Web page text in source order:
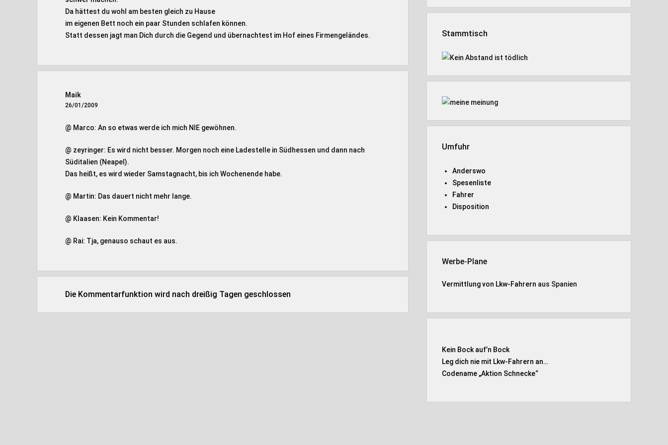
Da hättest du wohl am besten gleich zu Hause
im eigenen Bett noch ein paar Stunden schlafen können.
Statt dessen jagt man Dich durch die Gegend und übernachtest im Hof eines Firmengeländes.
Maik
26/01/2009
@ Marco: An so etwas werde ich mich NIE gewöhnen.
@ zeyringer: Es wird nicht besser. Morgen noch eine Ladestelle in Südhessen und dann nach
Süditalien (Neapel).
Das heißt, es wird wieder Samstagnacht, bis ich Wochenende habe.
@ Martin: Das dauert nicht mehr lange.
@ Klaasen: Kein Kommentar!
@ Rai: Tja, genauso schaut es aus.
Die Kommentarfunktion wird nach dreißig Tagen geschlossen
Stammtisch
Umfuhr
Anderswo
Spesenliste
Fahrer
Disposition
Werbe-Plane
Vermittlung von Lkw-Fahrern aus Spanien
Kein Bock auf’n Bock
Leg dich nie mit Lkw-Fahrern an…
Codename „Aktion Schnecke“